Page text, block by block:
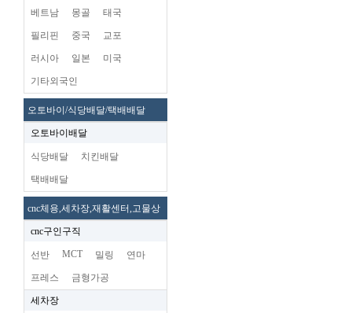
베트남 몽골 태국
필리핀 중국 교포
러시아 일본 미국
기타외국인
오토바이/식당배달/택배배달
오토바이배달
식당배달 치킨배달
택배배달
cnc체용,세차장,재활센터,고물상
cnc구인구직
선반 MCT 밀링 연마
프레스 금형가공
세차장